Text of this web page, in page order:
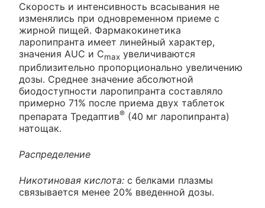
Скорость и интенсивность всасывания не
изменялись при одновременном приеме с
жирной пищей. Фармакокинетика
ларопипранта имеет линейный характер,
значения AUC и Cmax увеличиваются
приблизительно пропорционально увеличению
дозы. Среднее значение абсолютной
биодоступности ларопипранта составляло
примерно 71% после приема двух таблеток
препарата Тредаптив® (40 мг ларопипранта)
натощак.
Распределение
Никотиновая кислота: с белками плазмы
связывается менее 20% введенной дозы.